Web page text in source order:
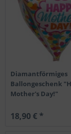
Diamantförmiges
Ballongeschenk
Mother's Day!"
18,90 € *